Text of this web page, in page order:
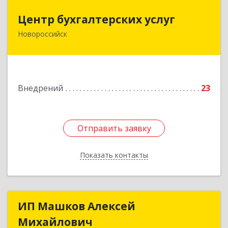
Центр бухгалтерских услуг
Новороссийск
Внедрений 23
Отправить заявку
Показать контакты
Центр бухгалтерских услуг
353922, Краснодарский край, Новороссийск г,
Отправить заявку
Назад
ИП Машков Алексей
Михайлович
ИП Машков Алексей